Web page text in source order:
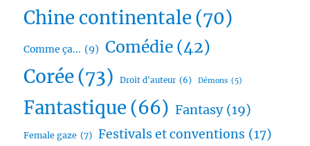
Chine continentale (70)
Comme ça... (9) Comédie (42)
Corée(73) Droit d'auteur (6) Démons (5)
Fantastique (66) Fantasy (19)
Female gaze (7) Festivals et conventions (17)